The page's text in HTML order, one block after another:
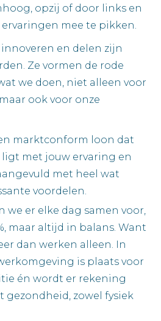
opzij of door links en
mee te pikken.
en delen zijn
Ze vormen de rode
we doen, niet alleen voor
ook voor onze
marktconform loon dat
met jouw ervaring en
met heel wat
voordelen.
we er elke dag samen voor,
maar altijd in balans. Want
dan werken alleen. In
is plaats voor
én wordt er rekening
gezondheid, zowel fysiek